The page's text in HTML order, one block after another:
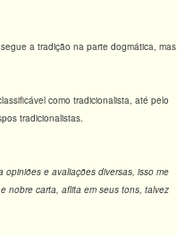
a tradição na parte dogmática, mas
como tradicionalista, até pelo
tradicionalistas.
e avaliações diversas, isso me
nobre carta, aflita em seus tons, talvez